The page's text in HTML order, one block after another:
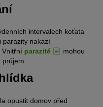
intervalech koťata
parazity nakazí
Vnitřní parazité
mohou
průjem.
opustit domov před